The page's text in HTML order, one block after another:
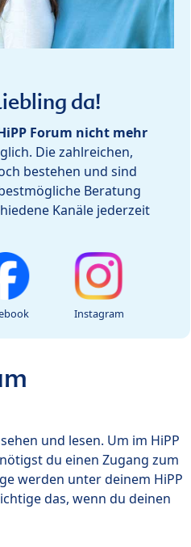
da!
Forum nicht mehr
Die zahlreichen,
bestehen und sind
Beratung
Kanäle jederzeit
Instagram
und lesen. Um im HiPP
du einen Zugang zum
werden unter deinem HiPP
das, wenn du deinen